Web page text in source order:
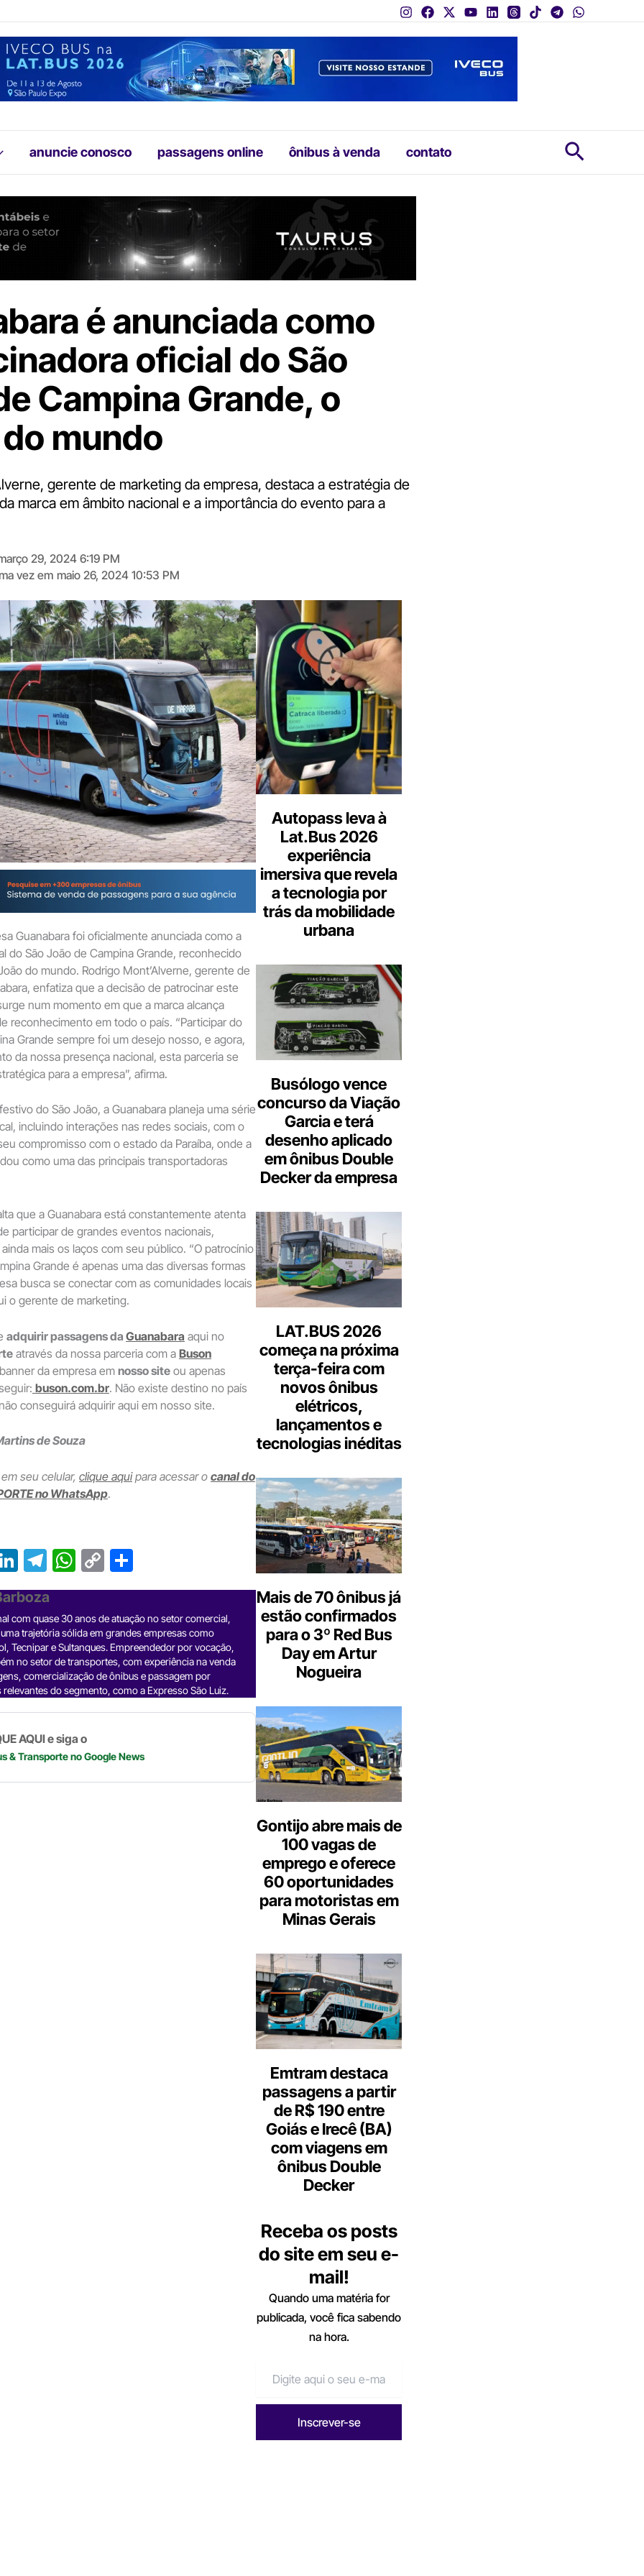
anuncie conosco passagens online ônibus à venda contato
é anunciada como
oficial do São
Campina Grande, o
mundo
gerente de marketing da empresa, destaca a estratégia de
marca em âmbito nacional e a importância do evento para a
29, 2024 6:19 PM
vez em maio 26, 2024 10:53 PM
Guanabara foi oficialmente anunciada como a
do São João de Campina Grande, reconhecido
do mundo. Rodrigo Mont’Alverne, gerente de
enfatiza que a decisão de patrocinar este
num momento em que a marca alcança
reconhecimento em todo o país. “Participar do
Grande sempre foi um desejo nosso, e agora,
da nossa presença nacional, esta parceria se
para a empresa”, afirma.
do São João, a Guanabara planeja uma série
incluindo interações nas redes sociais, com o
compromisso com o estado da Paraíba, onde a
como uma das principais transportadoras
que a Guanabara está constantemente atenta
participar de grandes eventos nacionais,
mais os laços com seu público. “O patrocínio
Grande é apenas uma das diversas formas
busca se conectar com as comunidades locais
o gerente de marketing.
adquirir passagens da Guanabara aqui no
através da nossa parceria com a Buson
da empresa emnosso site ou apenas
buson.com.br. Não existe destino no país
conseguirá adquirir aqui em nosso site.
de Souza
seu celular, clique aquipara acessar o canal do
no WhatsApp.
Li
n
ke
dI
n
T
el
e
gr
a
m
W
h
s
A
p
p
C
o
y
Li
n
k
h
e
com quase 30 anos de atuação no setor comercial,
trajetória sólida em grandes empresas como
Tecnipar e Sultanques. Empreendedor por vocação,
no setor de transportes, com experiência na venda
comercialização de ônibus e passagem por
relevantes do segmento, como a Expresso São Luiz.
AQUI e siga o
& Transporteno Google News
Autopass leva à
Lat.Bus 2026
experiência
imersiva que revela
a tecnologia por
trás da mobilidade
urbana
Busólogo vence
concurso da Viação
Garcia e terá
desenho aplicado
em ônibus Double
Decker da empresa
LAT.BUS 2026
começa na próxima
terça-feira com
novos ônibus
elétricos,
lançamentos e
tecnologias inéditas
Mais de 70 ônibus já
estão confirmados
para o 3º Red Bus
Day em Artur
Nogueira
Gontijo abre mais de
100 vagas de
emprego e oferece
60 oportunidades
para motoristas em
Minas Gerais
Emtram destaca
passagens a partir
de R$ 190 entre
Goiás e Irecê (BA)
com viagens em
ônibus Double
Decker
Receba os posts
do site em seu e-
mail!
Quando uma matéria for
publicada, você fica sabendo
na hora.
Digite
aqui
o
seu
e-
mail
Inscrever-se